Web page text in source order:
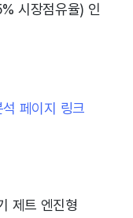
시장점유율) 인
페이지 링크
제트 엔진형